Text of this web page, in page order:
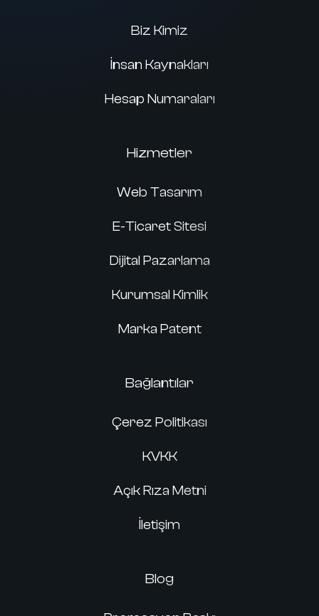
Biz Kimiz
İnsan Kaynakları
Hesap Numaraları
Hizmetler
Web Tasarım
E-Ticaret Sitesi
Dijital Pazarlama
Kurumsal Kimlik
Marka Patent
Bağlantılar
Çerez Politikası
KVKK
Açık Rıza Metni
İletişim
Blog